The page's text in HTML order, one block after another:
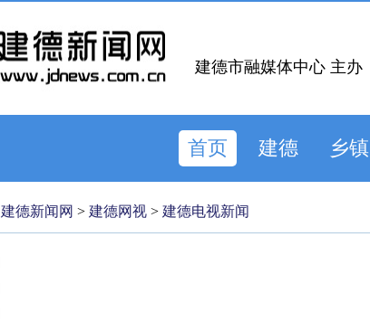
建德市融媒体中心 主办
首页 建德 乡镇
建德新闻网 > 建德网视 > 建德电视新闻